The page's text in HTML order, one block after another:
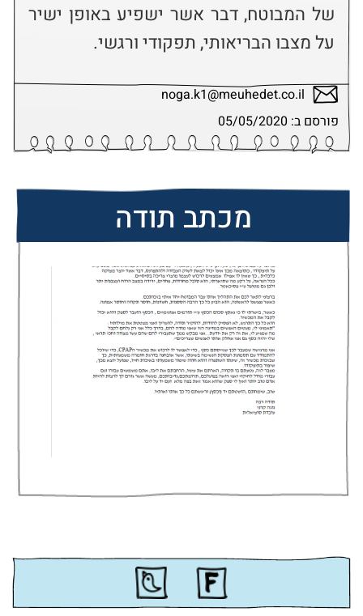
של המבוטח, דבר אשר ישפיע באופן ישיר
על מצבו הבריאותי, תפקודי ורגשי.
noga.k1@meuhedet.co.il
פורסם ב: 05/05/2020
מכתב תודה